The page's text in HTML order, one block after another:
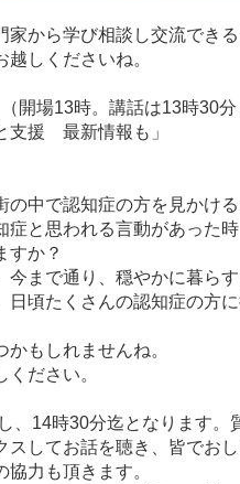
から学び相談し交流できる
しくださいね。
開場13時。講話は13時30分
支援 最新情報も」
中で認知症の方を見かける
症と思われる言動があった時
すか？
まで通り、穏やかに暮らす
頃たくさんの認知症の方
もしれませんね。
ださい。
、14時30分迄となります。
してお話を聴き、皆でおし
力も頂きます。